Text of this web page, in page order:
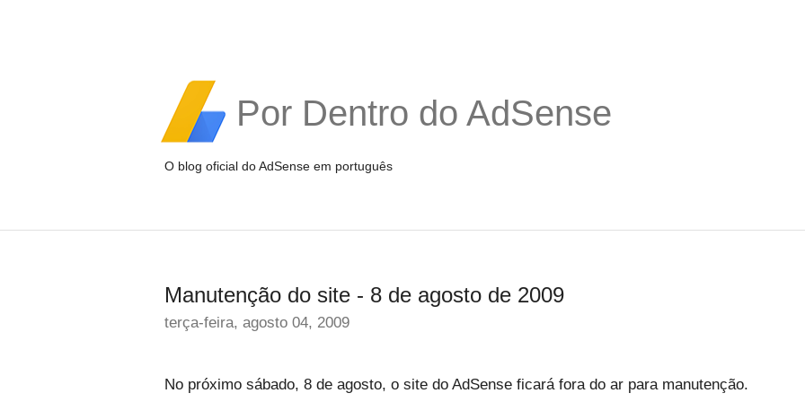
Por Dentro do AdSense
O blog oficial do AdSense em português
Manutenção do site - 8 de agosto de 2009
terça-feira, agosto 04, 2009
No próximo sábado, 8 de agosto, o site do AdSense ficará fora do ar para manutenção.